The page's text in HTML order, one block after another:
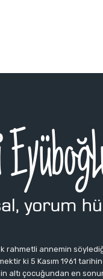
annemin
ki 5 Kasım 1961
altı çocuğundan en